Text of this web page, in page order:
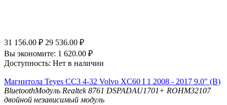
31 156.00 ₽ 29 536.00 ₽
Вы экономите: 1 620.00 ₽
Доступность: Нет в наличии
Магнитола Teyes CC3 4-32 Volvo XC60 I 1 2008 - 2017 9.0" (B)
BluetoothМодуль Realtek 8761 DSPADAU1701+ ROHM32107
двойной независимый модуль